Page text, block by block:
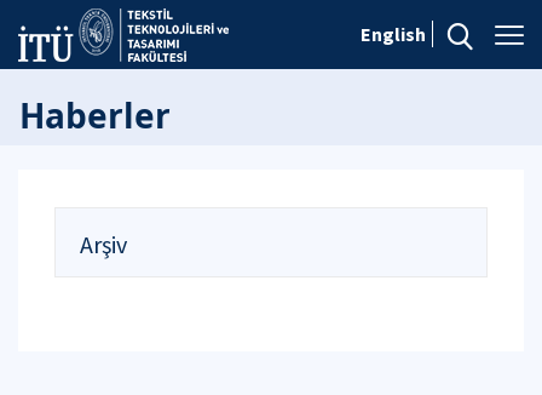
English
Haberler
Arşiv